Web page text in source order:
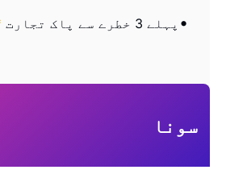
پہلے 3 خطرے سے پاک تجارت
سونا